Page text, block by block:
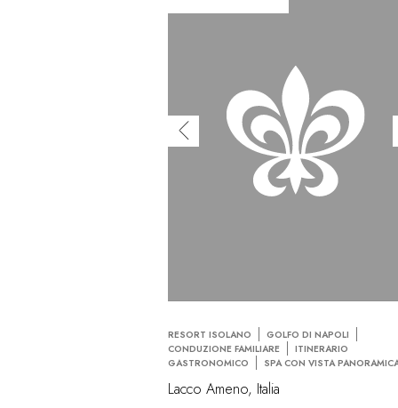
RESORT ISOLANO
GOLFO DI NAPOLI
CONDUZIONE FAMILIARE
ITINERARIO
GASTRONOMICO
SPA CON VISTA
Lacco Ameno, Italia